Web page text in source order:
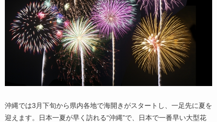
沖縄では3月下旬から県内各地で海開きがスタートし、一足先に夏を
迎えます。日本一夏が早く訪れる“沖縄”で、日本で一番早い大型花